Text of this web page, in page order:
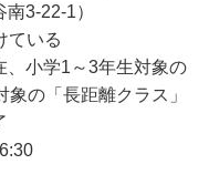
3-22-1）
ている
小学1～3年生対象の
象の「長距離クラス」